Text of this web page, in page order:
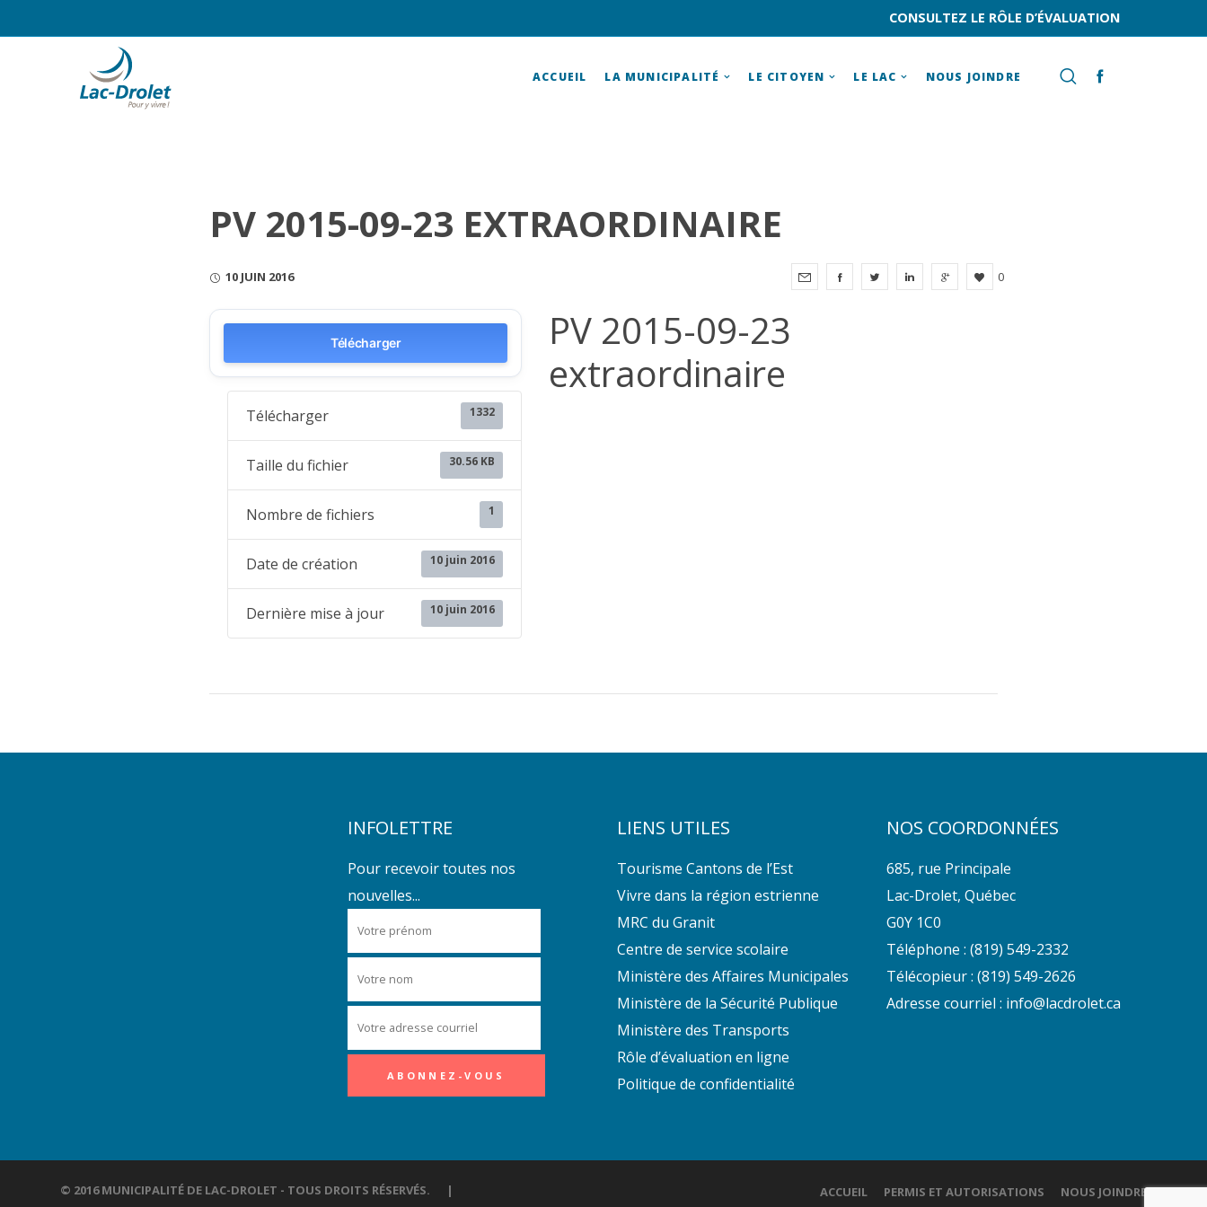
CONSULTEZ LE RÔLE D’ÉVALUATION
ACCUEIL LA MUNICIPALITÉ LE CITOYEN LE LAC NOUS JOINDRE
PV 2015-09-23 EXTRAORDINAIRE
10 JUIN 2016 0
Télécharger
Télécharger 1332
Taille du fichier 30.56 KB
Nombre de fichiers 1
Date de création 10 juin 2016
Dernière mise à jour 10 juin 2016
PV 2015-09-23
extraordinaire
INFOLETTRE
Pour recevoir toutes nos
nouvelles...
LIENS UTILES
Tourisme Cantons de l’Est
Vivre dans la région estrienne
MRC du Granit
Centre de service scolaire
Ministère des Affaires Municipales
Ministère de la Sécurité Publique
Ministère des Transports
Rôle d’évaluation en ligne
Politique de confidentialité
NOS COORDONNÉES
685, rue Principale
Lac-Drolet, Québec
G0Y 1C0
Téléphone : (819) 549-2332
Télécopieur : (819) 549-2626
Adresse courriel : info@lacdrolet.ca
© 2016 MUNICIPALITÉ DE LAC-DROLET - TOUS DROITS RÉSERVÉS. |
ACCUEIL PERMIS ET AUTORISATIONS NOUS JOINDRE